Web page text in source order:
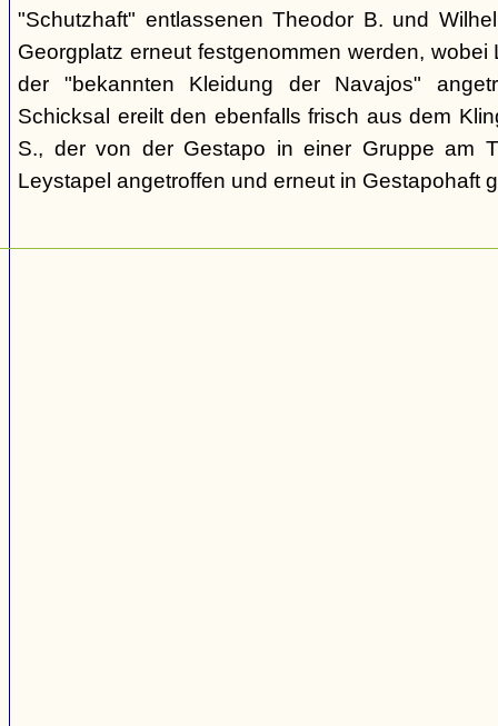
"Schutzhaft" entlassenen Theodor B. und
Georgplatz erneut festgenommen werden, wobei
der "bekannten Kleidung der Navajos"
Schicksal ereilt den ebenfalls frisch aus dem
S., der von der Gestapo in einer Gruppe am
Leystapel angetroffen und erneut in Gestapohaft